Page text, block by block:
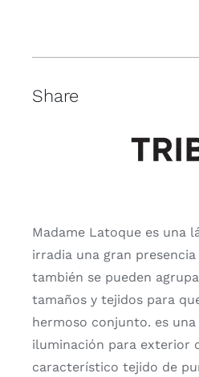
Share
Madame Latoque es una
irradia una gran
también se pueden
tamaños y tejidos para
hermoso conjunto. es
iluminación para exterior
característico tejido de